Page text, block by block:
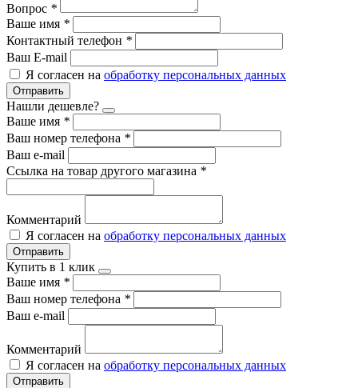
Вопрос *
Ваше имя *
Контактный телефон *
Ваш E-mail
Я согласен на обработку персональных данных
Отправить
Нашли дешевле?
Ваше имя *
Ваш номер телефона *
Ваш e-mail
Ссылка на товар другого магазина *
Комментарий
Я согласен на обработку персональных данных
Отправить
Купить в 1 клик
Ваше имя *
Ваш номер телефона *
Ваш e-mail
Комментарий
Я согласен на обработку персональных данных
Отправить